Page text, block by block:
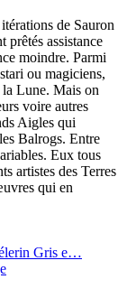
de Sauron
prêtés assistance
moindre. Parmi
ou magiciens,
la Lune. Mais on
voire autres
Aigles qui
Balrogs. Entre
Eux tous
artistes des Terres
qui en
Gris e…